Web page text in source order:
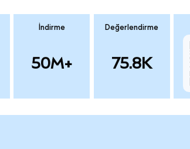
İndirme
50M+
Değerlendirme
75.8K